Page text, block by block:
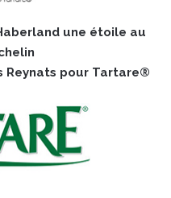
une étoile au
Reynats pour Tartare®